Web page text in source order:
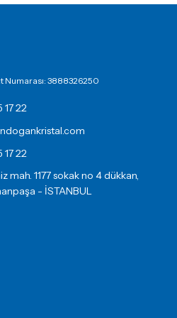
Numarası: 3888326250
17 22
17 22
mah. 1177 sokak no 4 dükkan,
- İSTANBUL